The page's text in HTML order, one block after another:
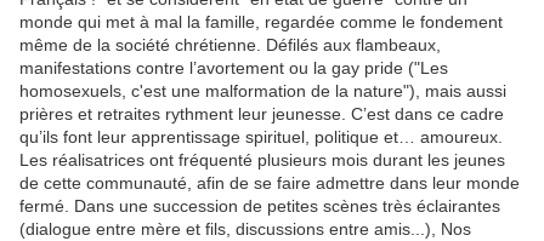
monde qui met à mal la famille, regardée comme le fondement
même de la société chrétienne. Défilés aux flambeaux,
manifestations contre l’avortement ou la gay pride ("Les
homosexuels, c'est une malformation de la nature"), mais aussi
prières et retraites rythment leur jeunesse. C’est dans ce cadre
qu’ils font leur apprentissage spirituel, politique et… amoureux.
Les réalisatrices ont fréquenté plusieurs mois durant les jeunes
de cette communauté, afin de se faire admettre dans leur monde
fermé. Dans une succession de petites scènes très éclairantes
(dialogue entre mère et fils, discussions entre amis...), Nos